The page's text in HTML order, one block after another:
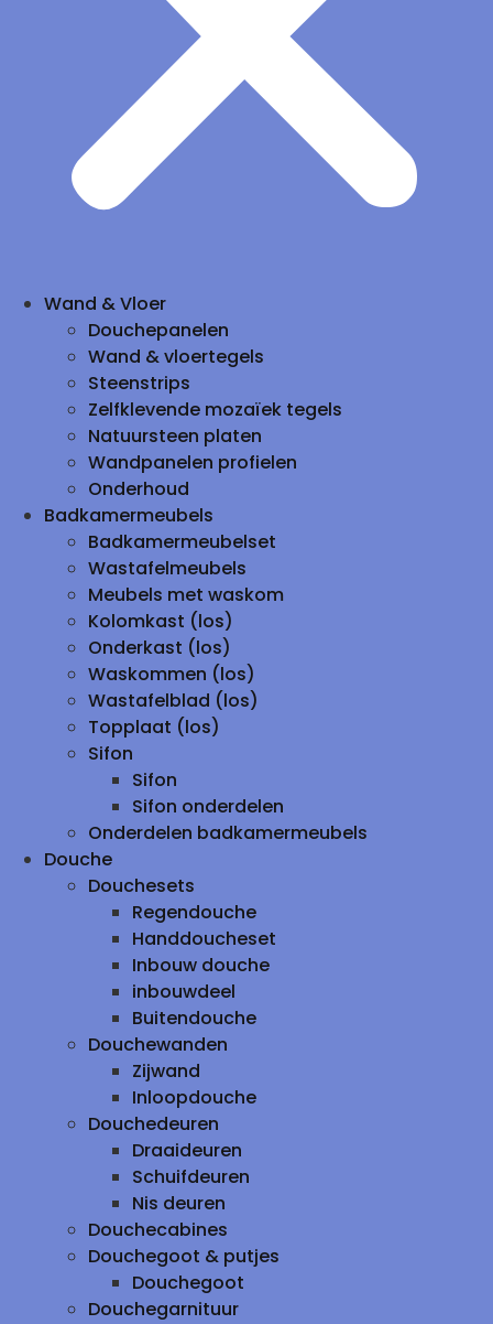
Wand & Vloer
Douchepanelen
Wand & vloertegels
Steenstrips
Zelfklevende mozaïek tegels
Natuursteen platen
Wandpanelen profielen
Onderhoud
Badkamermeubels
Badkamermeubelset
Wastafelmeubels
Meubels met waskom
Kolomkast (los)
Onderkast (los)
Waskommen (los)
Wastafelblad (los)
Topplaat (los)
Sifon
Sifon
Sifon onderdelen
Onderdelen badkamermeubels
Douche
Douchesets
Regendouche
Handdoucheset
Inbouw douche
inbouwdeel
Buitendouche
Douchewanden
Zijwand
Inloopdouche
Douchedeuren
Draaideuren
Schuifdeuren
Nis deuren
Douchecabines
Douchegoot & putjes
Douchegoot
Douchegarnituur